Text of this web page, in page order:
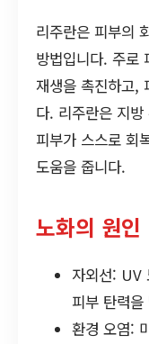
리주란은 피부의
방법입니다. 주로
재생을 촉진하고,
다. 리주란은 지
피부가 스스로 회
도움을 줍니다.
노화의 원인
자외선: UV
피부 탄력을
환경 오염: